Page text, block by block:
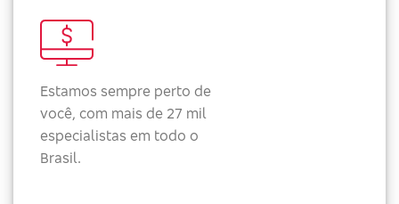
Estamos sempre perto de
você, com mais de 27 mil
especialistas em todo o
Brasil.